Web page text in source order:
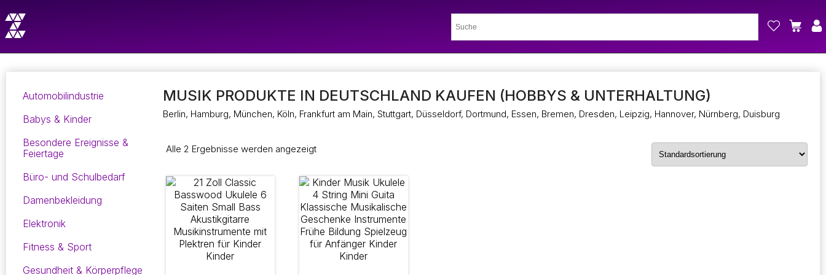
Automobilindustrie
Babys & Kinder
Besondere Ereignisse &
Feiertage
Büro- und Schulbedarf
Damenbekleidung
Elektronik
Fitness & Sport
Gesundheit & Körperpflege
MUSIK PRODUKTE IN DEUTSCHLAND KAUFEN (HOBBYS & UNTERHALTUNG)
Berlin, Hamburg, München, Köln, Frankfurt am Main, Stuttgart, Düsseldorf, Dortmund, Essen, Bremen, Dresden, Leipzig, Hannover, Nürnberg, Duisburg
Alle 2 Ergebnisse werden angezeigt